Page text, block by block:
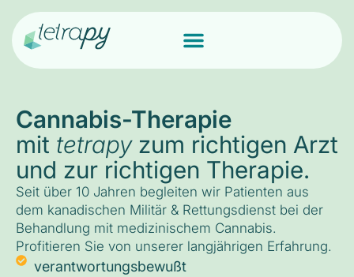
Cannabis-Therapie
mit tetrapyzum richtigen Arzt
und zur richtigen Therapie.
Seit über 10 Jahren begleiten wir Patienten aus
dem kanadischen Militär & Rettungsdienst bei der
Behandlung mit medizinischem Cannabis.
Profitieren Sie von unserer langjährigen Erfahrung.
verantwortungsbewußt